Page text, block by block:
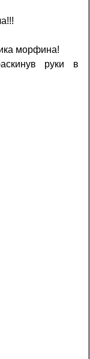
морфина!
руки в